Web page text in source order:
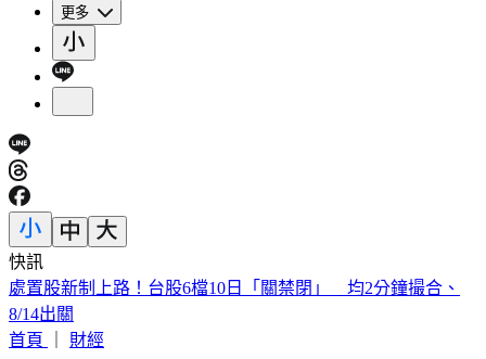
更多
快訊
漢光Day3！模擬共軍襲擊 幻象2000「緊急升空」迎敵畫面
曝
首頁
財經